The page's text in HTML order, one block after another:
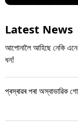
Latest News
আপোনালৈ আহিছে নেকি
ধন!
প্ৰস্ৰাৱৰ পৰা